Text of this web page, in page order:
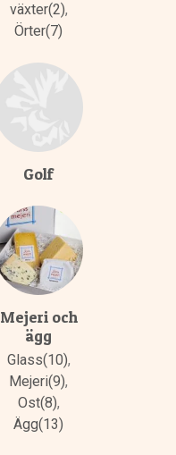
växter(2),
Örter(7)
Golf
Mejeri och
ägg
Glass(10),
Mejeri(9),
Ost(8),
Ägg(13)